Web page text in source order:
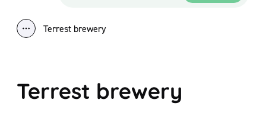
Toon alle broodkruimel items
Terrest brewery
Terrest brewery